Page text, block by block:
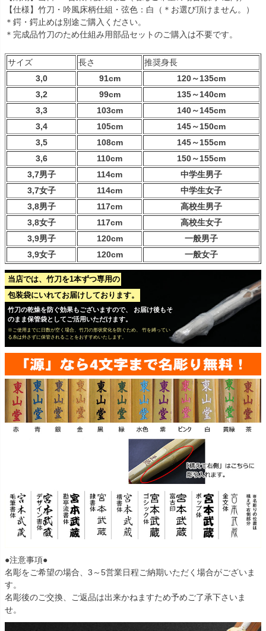
【仕様】竹刀・吟風床柄仕組・弦色：白（＊お選び頂けません。）
＊鍔・鍔止めは別途ご購入ください。
＊完成品竹刀のため仕組み用部品セットのご購入は不要です。
サイズ 長さ
推奨身長
3,0
91cm
120～135cm
3,2
99cm
135～140cm
3,3
103cm
140～145cm
3,4
105cm
145～150cm
3,5
108cm
145～155cm
3,6
110cm
150～155cm
3,7男子
114cm
中学生男子
3,7女子
114cm
中学生女子
3,8男子
117cm
高校生男子
3,8女子
117cm
高校生女子
3,9男子
120cm
一般男子
3,9女子
120cm 一般女子
当店では、竹刀を1本ずつ専用の
包装袋にいれてお届けしております。
竹刀の乾燥を防ぐ効果もございますので、 お届け後もそ
のまま保管袋としてご活用いただけます。
※ご使用までに日数が空く場合、竹刀の形状変化を防ぐため、 竹を縛ってい
る糸は外さずに保管されることをおすすめいたします。
●注意事項●
名彫をご希望の場合、3～5営業日程ご納期いただく場合がございま
す。
名彫後のご交換、ご返品は出来かねますため予めご了承下さいま
せ。